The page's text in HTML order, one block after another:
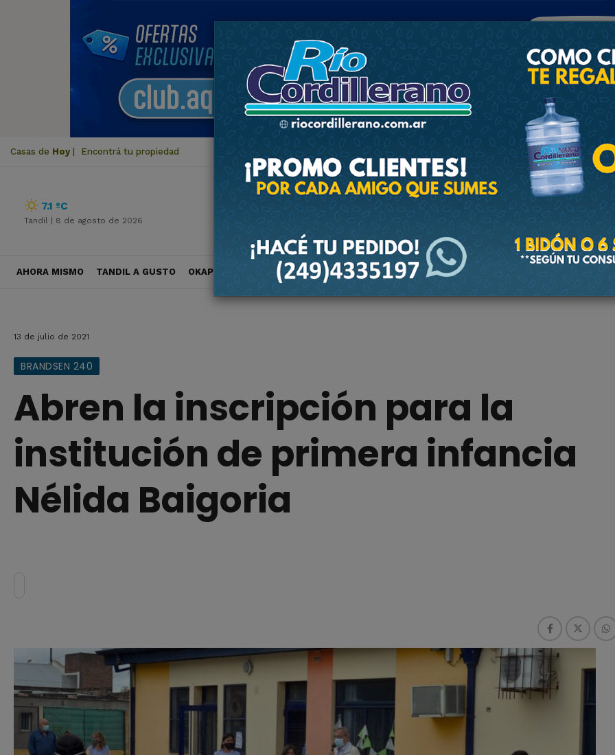
Casas de Hoy Encontrá tu propiedad
7.1 ºC
Tandil | 8 de agosto de 2026
AHORA MISMO TANDIL A GUSTO OKAPI VIAJES POLÍTICA POLICIALES DEPORTES SOCIEDAD NACIONALES
13 de julio de 2021
BRANDSEN 240
Abren la inscripción para la
institución de primera infancia
Nélida Baigoria